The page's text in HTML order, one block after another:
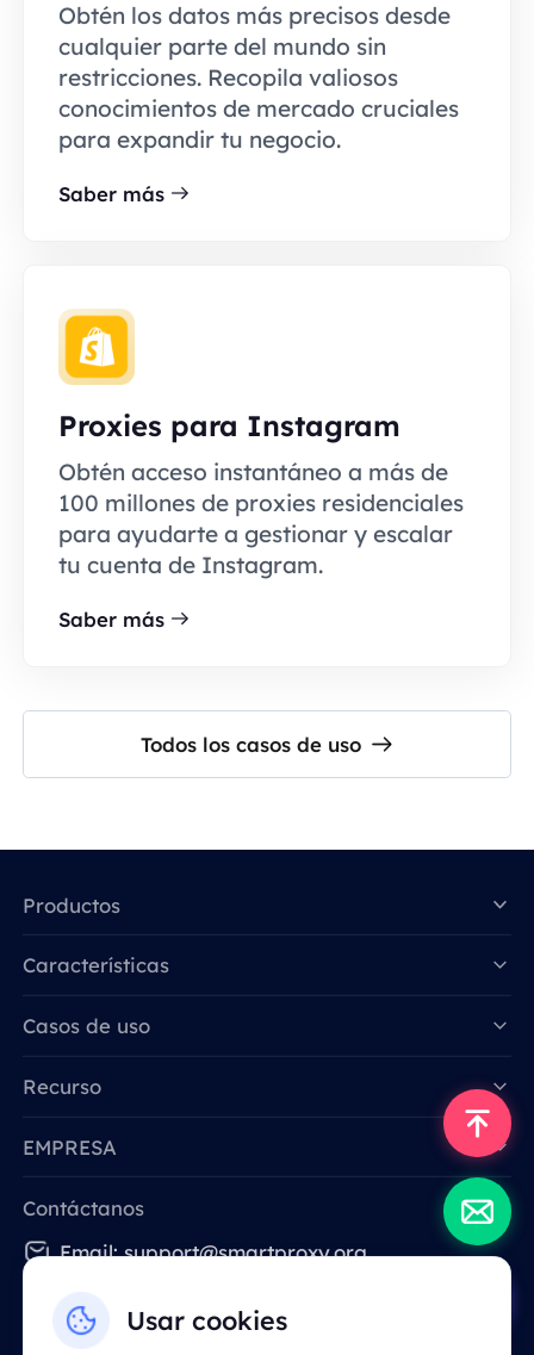
Obtén los datos más precisos desde
cualquier parte del mundo sin
restricciones. Recopila valiosos
conocimientos de mercado cruciales
para expandir tu negocio.
Saber más
Proxies para Instagram
Obtén acceso instantáneo a más de
100 millones de proxies residenciales
para ayudarte a gestionar y escalar
tu cuenta de Instagram.
Saber más
Todos los casos de uso
Usar cookies
Productos
Características
Casos de uso
Recurso
EMPRESA
Contáctanos
Email: support@smartproxy.org